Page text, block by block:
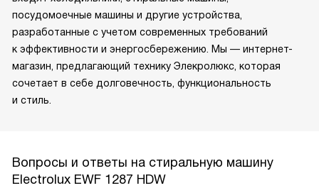
посудомоечные машины и другие устройства,
разработанные с учетом современных требований
к эффективности и энергосбережению. Мы — интернет-
магазин, предлагающий технику Элекролюкс, которая
сочетает в себе долговечность, функциональность
и стиль.
Вопросы и ответы на стиральную машину
Electrolux EWF 1287 HDW